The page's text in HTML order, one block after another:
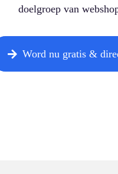
doelgroep van
Word nu gratis &